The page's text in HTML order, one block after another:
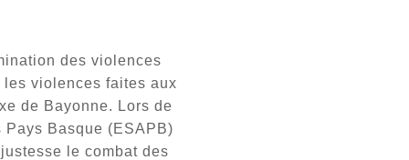
des violences
violences faites aux
de Bayonne. Lors de
Basque (ESAPB)
le combat des